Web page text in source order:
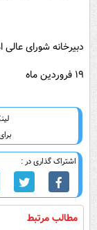
دبیرخانه شورای
۱۹ فروردین ماه
اشتراک گذاری در :
مطالب مرتبط